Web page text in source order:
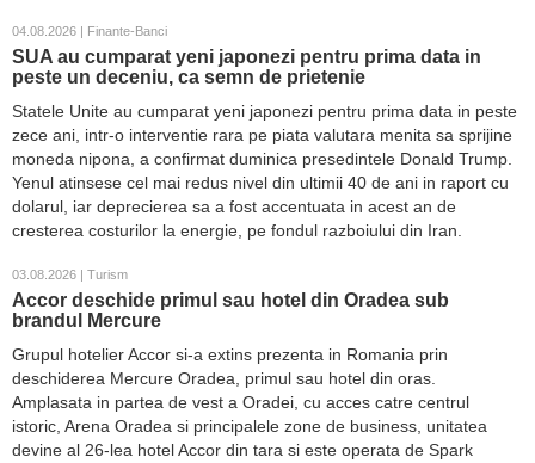
04.08.2026 | Finante-Banci
SUA au cumparat yeni japonezi pentru prima data in
peste un deceniu, ca semn de prietenie
Statele Unite au cumparat yeni japonezi pentru prima data in peste
zece ani, intr-o interventie rara pe piata valutara menita sa sprijine
moneda nipona, a confirmat duminica presedintele Donald Trump.
Yenul atinsese cel mai redus nivel din ultimii 40 de ani in raport cu
dolarul, iar deprecierea sa a fost accentuata in acest an de
cresterea costurilor la energie, pe fondul razboiului din Iran.
03.08.2026 | Turism
Accor deschide primul sau hotel din Oradea sub
brandul Mercure
Grupul hotelier Accor si-a extins prezenta in Romania prin
deschiderea Mercure Oradea, primul sau hotel din oras.
Amplasata in partea de vest a Oradei, cu acces catre centrul
istoric, Arena Oradea si principalele zone de business, unitatea
devine al 26-lea hotel Accor din tara si este operata de Spark